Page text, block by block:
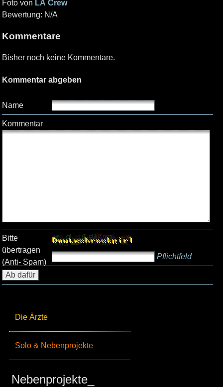
Die Ärzte
Solo & Nebenprojekte
Nebenprojekte_
Foto von LÄ Crew
Bewertung: N/A
Kommentare
Bisher noch keine Kommentare.
Kommentar abgeben
Name
Kommentar
Bitte
übertragen
(Anti- Spam)
Pflichtfeld